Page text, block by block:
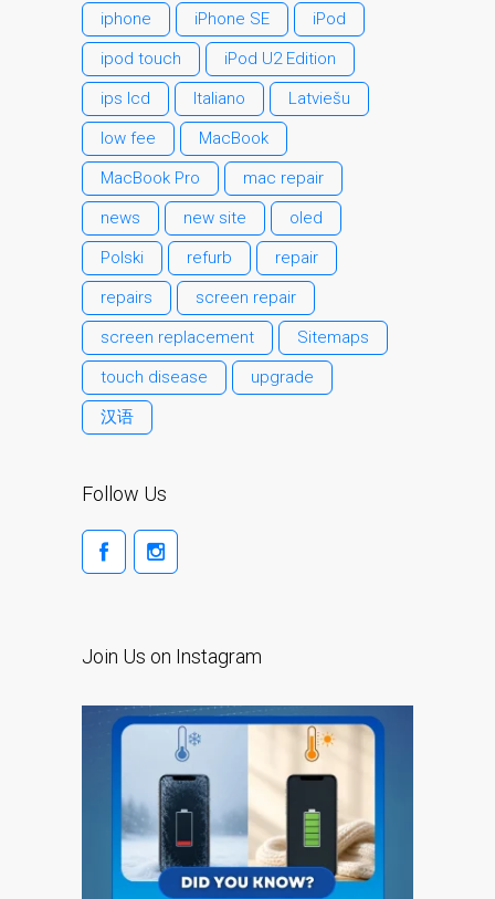
Remplacement de la
batterie pour votre iPhone
et iPad
Réparation Apple iPad
Tablet
Réparation d’écran fissuré
pour Apple MacBook à
Dundee – modèles Pro,
Air et Neo
Réparation d’iPod à
Dundee
Réparation de Mac
(macOS et OS X)
iPhone and iPad Charging
it (Italiano)
Apple iPad Tablet
Riparazione
Caricabatterie per Apple
MacBook a Dundee –
Alimentatori
iphone
iPhone SE
iPod
ipod touch
iPod U2 Edition
ips lcd
Italiano
Latviešu
low fee
MacBook
MacBook Pro
mac repair
news
new site
oled
Polski
refurb
repair
repairs
screen repair
screen replacement
Sitemaps
touch disease
upgrade
汉语
Follow Us
Join Us on Instagram